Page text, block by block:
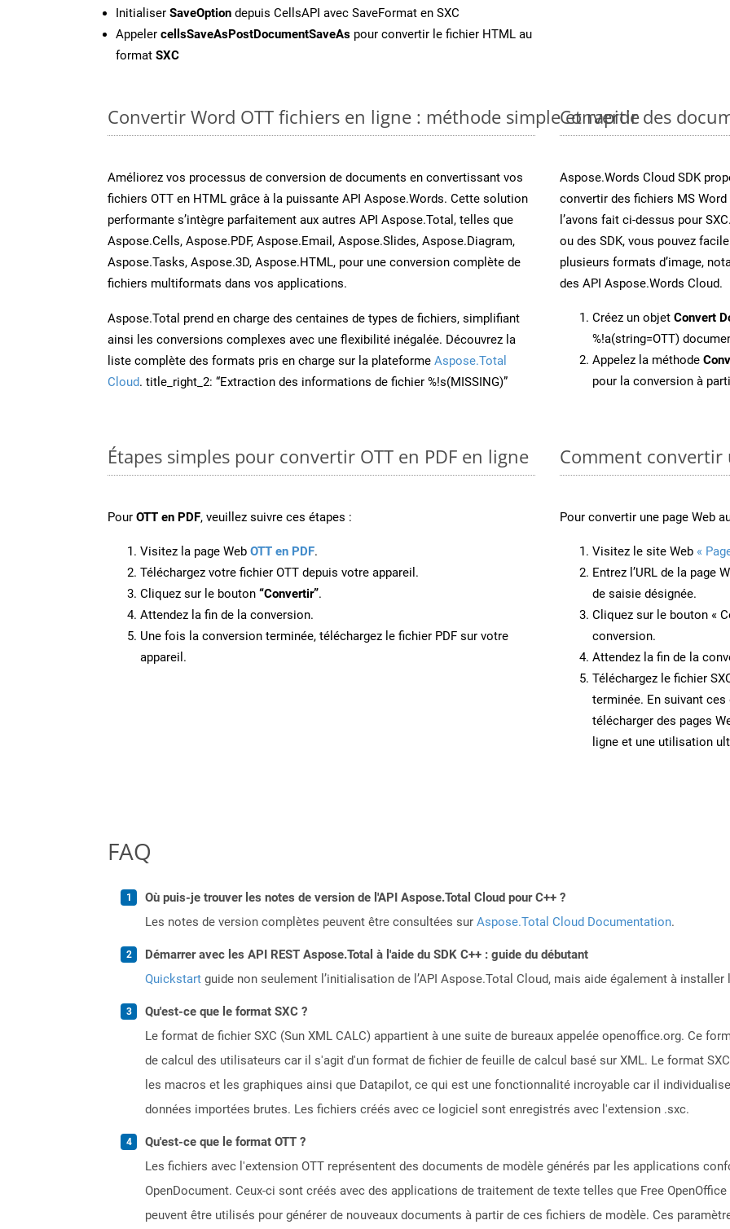
Initialiser SaveOption depuis CellsAPI avec SaveFormat en SXC
Appeler cellsSaveAsPostDocumentSaveAs pour convertir le fichier HTML au
format SXC
Convertir Word OTT fichiers en ligne : méthode simple et rapide
Améliorez vos processus de conversion de documents en convertissant vos
fichiers OTT en HTML grâce à la puissante API Aspose.Words. Cette solution
performante s’intègre parfaitement aux autres API Aspose.Total, telles que
Aspose.Cells, Aspose.PDF, Aspose.Email, Aspose.Slides, Aspose.Diagram,
Aspose.Tasks, Aspose.3D, Aspose.HTML, pour une conversion complète de
fichiers multiformats dans vos applications.
Aspose.Total prend en charge des centaines de types de fichiers, simplifiant
ainsi les conversions complexes avec une flexibilité inégalée. Découvrez la
liste complète des formats pris en charge sur la plateforme Aspose.Total
Cloud. title_right_2: “Extraction des informations de fichier %!s(MISSING)”
Convertir des
Aspose.Words Cloud SDK
convertir des fichiers MS
l’avons fait ci-dessus pour
ou des SDK, vous pouvez
plusieurs formats d’image,
des API Aspose.Words Cloud.
Créez un objet Convert
%!a(string=OTT)
Appelez la méthode
pour la conversion à
Étapes simples pour convertir OTT en PDF en ligne
Pour OTT en PDF, veuillez suivre ces étapes :
Visitez la page Web OTT en PDF.
Téléchargez votre fichier OTT depuis votre appareil.
Cliquez sur le bouton “Convertir”.
Attendez la fin de la conversion.
Une fois la conversion terminée, téléchargez le fichier PDF sur votre
appareil.
Comment convertir
Pour convertir une page Web
Visitez le site Web «
Entrez l’URL de la page
de saisie désignée.
Cliquez sur le bouton «
conversion.
Attendez la fin de la
Téléchargez le fichier
terminée. En suivant
télécharger des pages
ligne et une utilisation
FAQ
Où puis-je trouver les notes de version de l'API Aspose.Total Cloud pour C++ ?
Les notes de version complètes peuvent être consultées sur Aspose.Total Cloud Documentation.
Démarrer avec les API REST Aspose.Total à l'aide du SDK C++ : guide du débutant
Quickstart guide non seulement l’initialisation de l’API Aspose.Total Cloud, mais aide également à
Qu'est-ce que le format SXC ?
Le format de fichier SXC (Sun XML CALC) appartient à une suite de bureaux appelée openoffice.org. Ce
de calcul des utilisateurs car il s'agit d'un format de fichier de feuille de calcul basé sur XML. Le format
les macros et les graphiques ainsi que Datapilot, ce qui est une fonctionnalité incroyable car il
données importées brutes. Les fichiers créés avec ce logiciel sont enregistrés avec l'extension .sxc.
Qu'est-ce que le format OTT ?
Les fichiers avec l'extension OTT représentent des documents de modèle générés par les applications
OpenDocument. Ceux-ci sont créés avec des applications de traitement de texte telles que Free
peuvent être utilisés pour générer de nouveaux documents à partir de ces fichiers de modèle. Ces